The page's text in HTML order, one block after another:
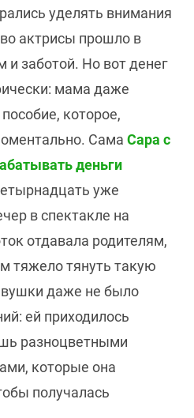
уделять внимания
актрисы прошло в
заботой. Но вот денег
мама даже
которое,
Сама Сара с
деньги
уже
в спектакле на
отдавала родителям,
тяжело тянуть такую
даже не было
ей приходилось
разноцветными
которые она
получалась